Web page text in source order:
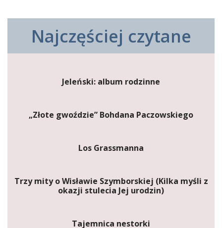
Najczęściej czytane
Jeleński: album rodzinne
„Złote gwoździe” Bohdana Paczowskiego
Los Grassmanna
Trzy mity o Wisławie Szymborskiej (Kilka myśli z
okazji stulecia Jej urodzin)
Tajemnica nestorki